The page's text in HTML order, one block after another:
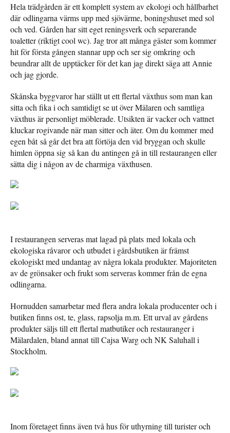
Hela trädgården är ett komplett system av ekologi och hållbarhet
där odlingarna värms upp med sjövärme, boningshuset med sol
och ved. Gården har sitt eget reningsverk och separerande
toaletter (riktigt cool wc). Jag tror att många gäster som kommer
hit för första gången stannar upp och ser sig omkring och
beundrar allt de upptäcker för det kan jag direkt säga att Annie
och jag gjorde.
Skånska byggvaror har ställt ut ett flertal växthus som man kan
sitta och fika i och samtidigt se ut över Mälaren och samtliga
växthus är personligt möblerade. Utsikten är vacker och vattnet
kluckar rogivande när man sitter och äter. Om du kommer med
egen båt så går det bra att förtöja den vid bryggan och skulle
himlen öppna sig så kan du antingen gå in till restaurangen eller
sätta dig i någon av de charmiga växthusen.
I restaurangen serveras mat lagad på plats med lokala och
ekologiska råvaror och utbudet i gårdsbutiken är främst
ekologiskt med undantag av några lokala produkter. Majoriteten
av de grönsaker och frukt som serveras kommer från de egna
odlingarna.
Hornudden samarbetar med flera andra lokala producenter och i
butiken finns ost, te, glass, rapsolja m.m. Ett urval av gårdens
produkter säljs till ett flertal matbutiker och restauranger i
Mälardalen, bland annat till Cajsa Warg och NK Saluhall i
Stockholm.
Inom företaget finns även två hus för uthyrning till turister och